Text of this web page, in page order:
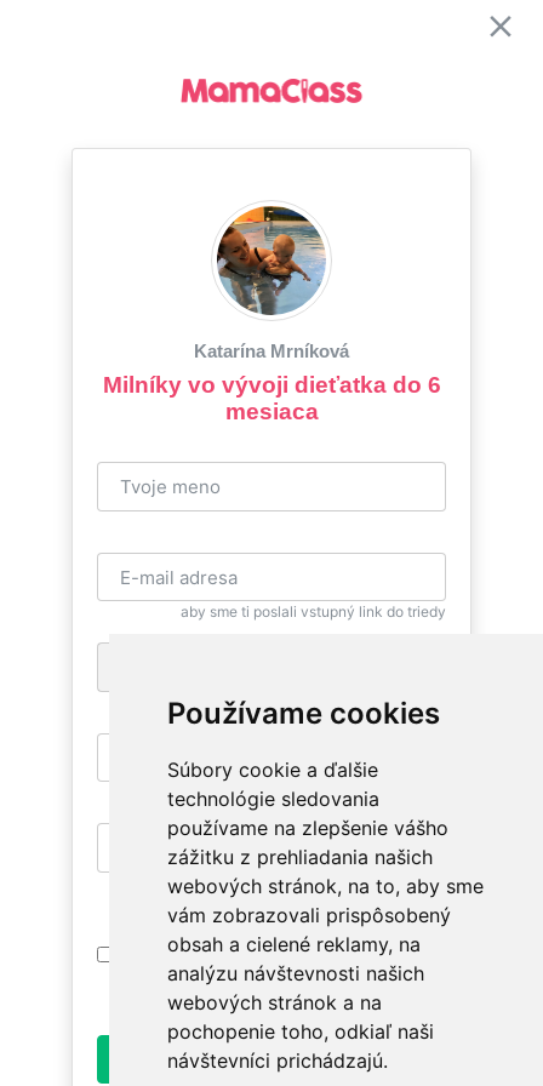
Používame cookies
Súbory cookie a ďalšie
technológie sledovania
používame na zlepšenie vášho
zážitku z prehliadania našich
webových stránok, na to, aby sme
vám zobrazovali prispôsobený
obsah a cielené reklamy, na
analýzu návštevnosti našich
webových stránok a na
pochopenie toho, odkiaľ naši
návštevníci prichádzajú.
Katarína Mrníková
Milníky vo vývoji dieťatka do 6
mesiaca
aby sme ti poslali vstupný link do triedy
pre zaslanie bezplatnej SMS pripomienky
aby si sa mohla znovu vrátiť
aby si mala prístup na relevantné triedy
Prihlásením súhlasím sPodmienkami
Používania. Oboznám sa prosím ako
spracúvame údaje v
Ochrane osobných údajov
Odoslať